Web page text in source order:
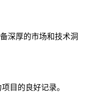
深厚的市场和技术洞
目的良好记录。